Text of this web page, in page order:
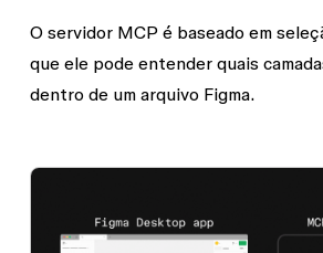
O servidor MCP é baseado em
que ele pode entender quais
dentro de um arquivo Figma.